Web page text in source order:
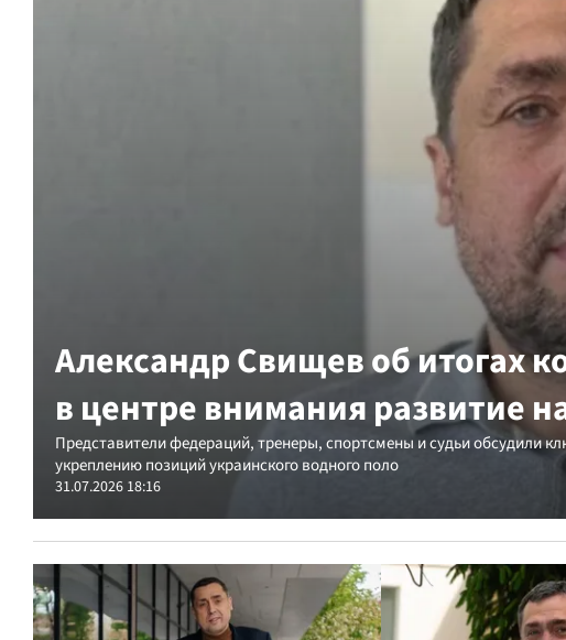
Александр Свищев об итогах
в центре внимания развитие
Представители федераций, тренеры, спортсмены и судьи обсудили
укреплению позиций украинского водного поло
31.07.2026 18:16